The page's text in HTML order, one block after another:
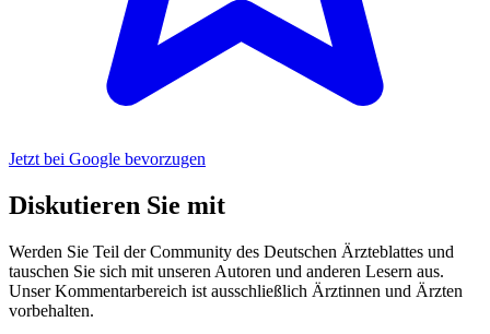
Jetzt bei Google bevorzugen
Diskutieren Sie mit
Werden Sie Teil der Community des Deutschen Ärzteblattes und
tauschen Sie sich mit unseren Autoren und anderen Lesern aus.
Unser Kommentarbereich ist ausschließlich Ärztinnen und Ärzten
vorbehalten.